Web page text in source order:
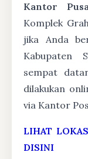
Kantor
Komplek
jika Anda
Kabupaten
sempat
dilakukan
via Kantor
LIHAT
DISINI